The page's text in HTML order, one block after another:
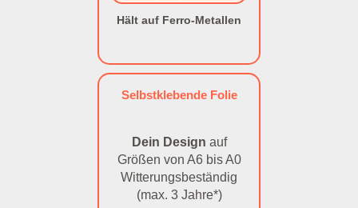
Hält auf Ferro-Metallen
Selbstklebende Folie
Dein Design auf
Größen von A6 bis A0
Witterungsbeständig
(max. 3 Jahre*)